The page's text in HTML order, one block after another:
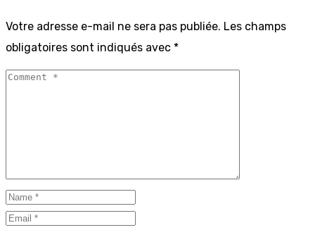
Votre adresse e-mail ne sera pas publiée. Les champs
obligatoires sont indiqués avec *